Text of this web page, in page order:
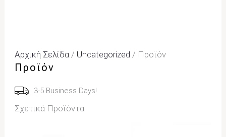
Αρχική Σελίδα / Uncategorized / Προϊόν
Προϊόν
3-5 Business Days!
Σχετικά Προϊόντα